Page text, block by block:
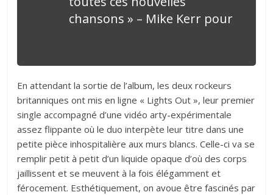
chansons » – Mike Kerr pour
En attendant la sortie de l’album, les deux rockeurs
britanniques ont mis en ligne « Lights Out », leur premier
single accompagné d’une vidéo arty-expérimentale
assez flippante où le duo interpète leur titre dans une
petite pièce inhospitalière aux murs blancs. Celle-ci va se
remplir petit à petit d’un liquide opaque d’où des corps
jaillissent et se meuvent à la fois élégamment et
férocement. Esthétiquement, on avoue être fascinés par